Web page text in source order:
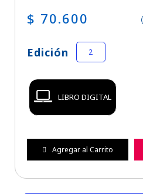
$ 70.600
Edición 2
LIBRO DIGITAL
Agregar al Carrito